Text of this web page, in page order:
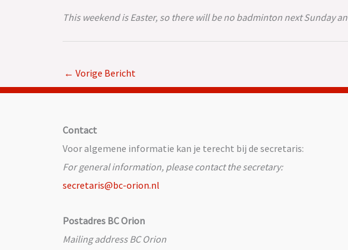
This weekend is Easter, so there will be no badminton next Sunday
← Vorige Bericht
Contact
Voor algemene informatie kan je terecht bij de secretaris:
For general information, please contact the secretary:
secretaris@bc-orion.nl
Postadres BC Orion
Mailing address BC Orion